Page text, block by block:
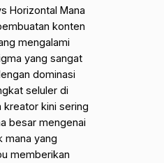
Horizontal Mana
konten
mengalami
yang sangat
dominasi
seluler di
kreator kini sering
besar mengenai
mana yang
memberikan